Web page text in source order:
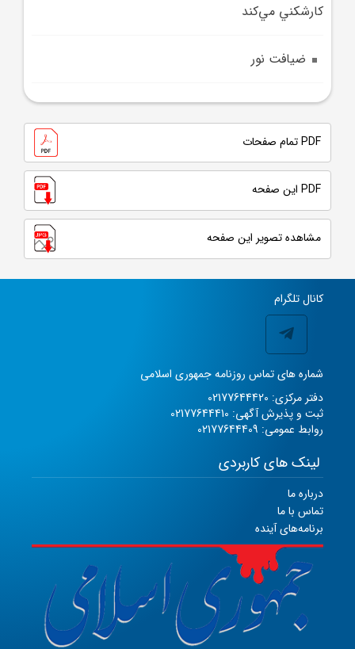
کارشکني مي‌کند
ضيافت نور
PDF تمام صفحات
PDF این صفحه
مشاهده تصویر این صفحه
کانال تلگرام
شماره های تماس روزنامه جمهوری اسلامی
دفتر مرکزی: 02177644420
ثبت و پذیرش آگهی: 02177644410
روابط عمومی: 02177644409
لینک های کاربردی
درباره ما
تماس با ما
برنامه‌های آینده